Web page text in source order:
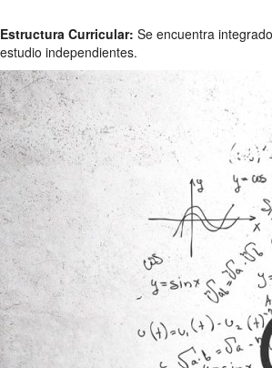
Estructura Curricular: Se encuentra
estudio independientes.